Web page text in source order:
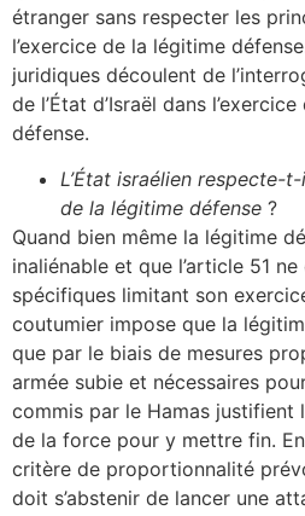
étranger sans respecter les
l’exercice de la légitime
juridiques découlent de
de l’État d’Israël dans
défense.
L’État israélien respecte-
de la légitime défense ?
Quand bien même la légitime
inaliénable et que l’article 51
spécifiques limitant son
coutumier impose que la
que par le biais de mesures
armée subie et nécessaires
commis par le Hamas justifient
de la force pour y mettre fin.
critère de proportionnalité
doit s’abstenir de lancer une